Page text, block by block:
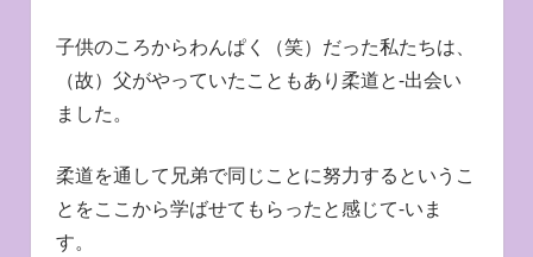
子供のころからわんぱく（笑）だった私たちは、
（故）父がやっていたこともあり柔道と-出会い
ました。
柔道を通して兄弟で同じことに努力するというこ
とをここから学ばせてもらったと感じて-いま
す。